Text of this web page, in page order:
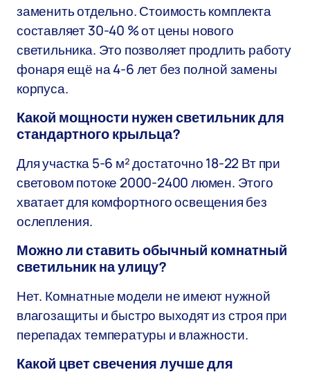
заменить отдельно. Стоимость комплекта
составляет 30-40 % от цены нового
светильника. Это позволяет продлить работу
фонаря ещё на 4-6 лет без полной замены
корпуса.
Какой мощности нужен светильник для
стандартного крыльца?
Для участка 5-6 м² достаточно 18-22 Вт при
световом потоке 2000-2400 люмен. Этого
хватает для комфортного освещения без
ослепления.
Можно ли ставить обычный комнатный
светильник на улицу?
Нет. Комнатные модели не имеют нужной
влагозащиты и быстро выходят из строя при
перепадах температуры и влажности.
Какой цвет свечения лучше для